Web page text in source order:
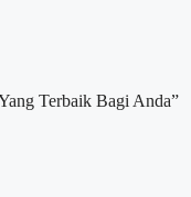
Terbaik Bagi Anda”